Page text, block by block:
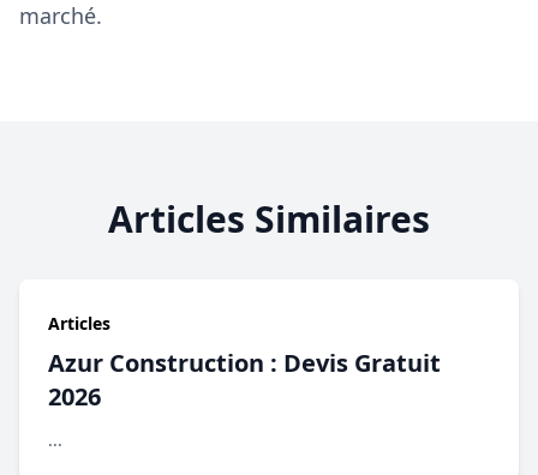
marché.
Articles Similaires
Articles
Azur Construction : Devis Gratuit
2026
...